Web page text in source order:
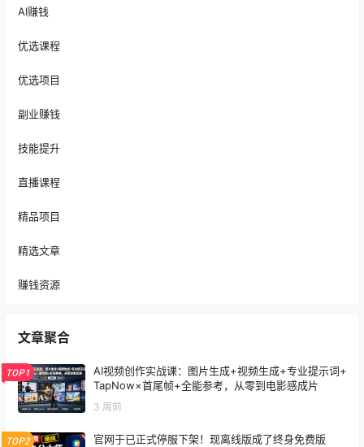
AI赚钱
优选课程
优选项目
副业赚钱
技能提升
直播课程
精品项目
精选文章
赚钱资源
文章聚合
TOP1
AI视频创作实战课：图片生成+视频生成+专业提示词+
TapNow×首尾帧+全能参考，从零到电影感成片
3 周前
TOP2
官网于已正式停服下架！现离线版成了终身免费版